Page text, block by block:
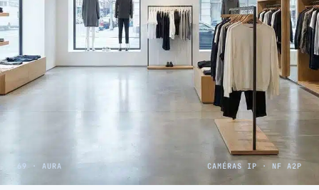
69 · AURA CAMÉRAS IP · NF A2P